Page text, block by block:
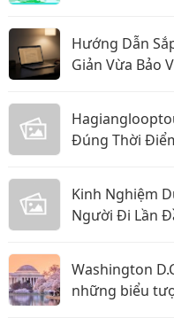
Hướng Dẫn
Giản Vừa Bảo
Đúng Thời
Kinh Nghiệm
Người Đi Lần
Washington
những biểu